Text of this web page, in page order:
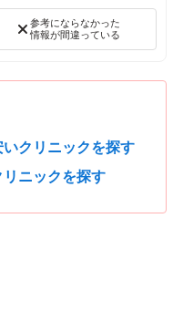
参考にならなかった
情報が間違っている
クリニックを探す
ニックを探す